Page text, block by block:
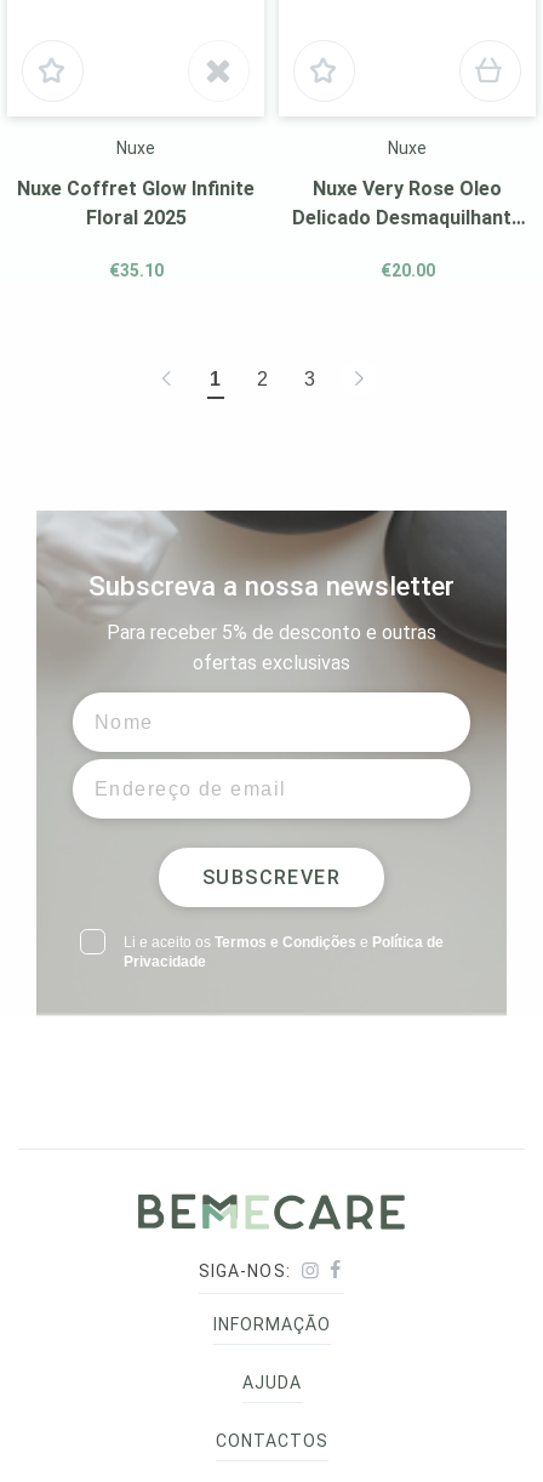
Nuxe
Nuxe Coffret Glow Infinite
Floral 2025
€35.10
Nuxe
Nuxe Very Rose Oleo
Delicado Desmaquilhante
€20.00
1 2 3
Subscreva a nossa newsletter
Para receber 5% de desconto e outras
ofertas exclusivas
SUBSCREVER
Li e aceito os Termos e Condições e Política de
Privacidade
SIGA-NOS:
INFORMAÇÃO
AJUDA
CONTACTOS